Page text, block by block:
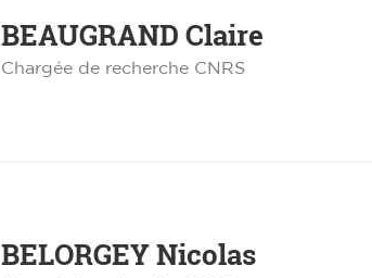
BEAUGRAND Claire
Chargée de recherche CNRS
BELORGEYNicolas